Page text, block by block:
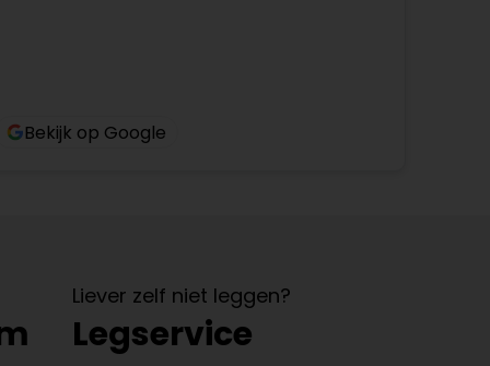
Bekijk op Google
Liever zelf niet leggen?
Legservice